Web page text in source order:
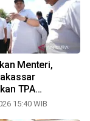
Menteri,
TPA
15:40 WIB